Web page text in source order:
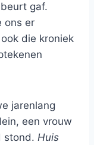
gaf.
ons er
die kroniek
jarenlang
een vrouw
stond. Huis